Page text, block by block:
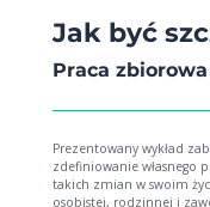
Jak być
Praca zbiorowa
Prezentowany wykład
zdefiniowanie własnego
takich zmian w swoim
osobistej, rodzinnej i zawodowej. Różnimy się od siebie,